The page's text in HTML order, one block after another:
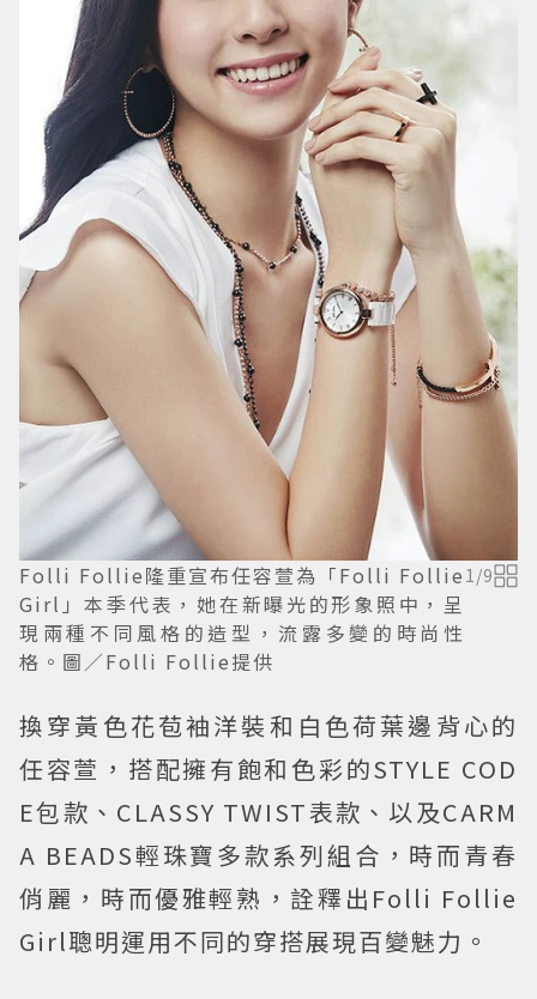
Folli Follie隆重宣布任容萱為「Folli Follie
Girl」本季代表，她在新曝光的形象照中，呈
現兩種不同風格的造型，流露多變的時尚性
格。圖／Folli Follie提供
1/9
換穿黃色花苞袖洋裝和白色荷葉邊背心的
任容萱，搭配擁有飽和色彩的STYLE COD
E包款、CLASSY TWIST表款、以及CARM
A BEADS輕珠寶多款系列組合，時而青春
俏麗，時而優雅輕熟，詮釋出Folli Follie
Girl聰明運用不同的穿搭展現百變魅力。